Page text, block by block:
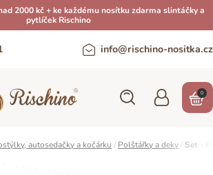
2000 kč + ke každému nosítku zdarma slintáčky a
pytlíček Rischino
info@rischino-nositka.cz
0
autosedačky a kočárku / Polštářky a deky Set -